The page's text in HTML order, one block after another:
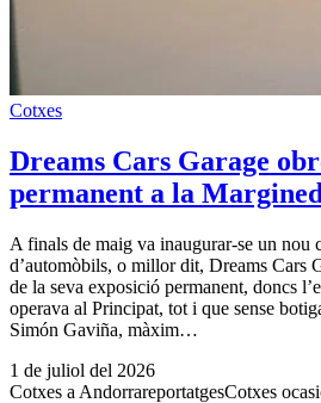
Cotxes
Dreams Cars Garage
permanent a la
A finals de maig va inaugurar-se un nou
d’automòbils, o millor dit, Dreams Cars
de la seva exposició permanent, doncs
operava al Principat, tot i que sense
Simón Gaviña, màxim…
1 de juliol del 2026
Cotxes a AndorrareportatgesCotxes